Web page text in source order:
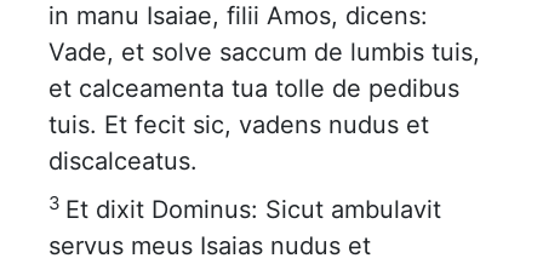
in manu Isaiae, filii Amos, dicens:
Vade, et solve saccum de lumbis tuis,
et calceamenta tua tolle de pedibus
tuis. Et fecit sic, vadens nudus et
discalceatus.
3 Et dixit Dominus: Sicut ambulavit
servus meus Isaias nudus et